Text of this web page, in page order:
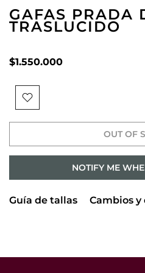
GAFAS PRADA
TRASLUCIDO
$1.550.000
OUT OF
NOTIFY ME
Guía de tallas Cambios